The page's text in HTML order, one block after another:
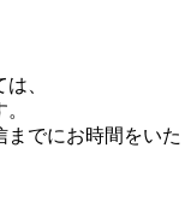
、
でにお時間をいた